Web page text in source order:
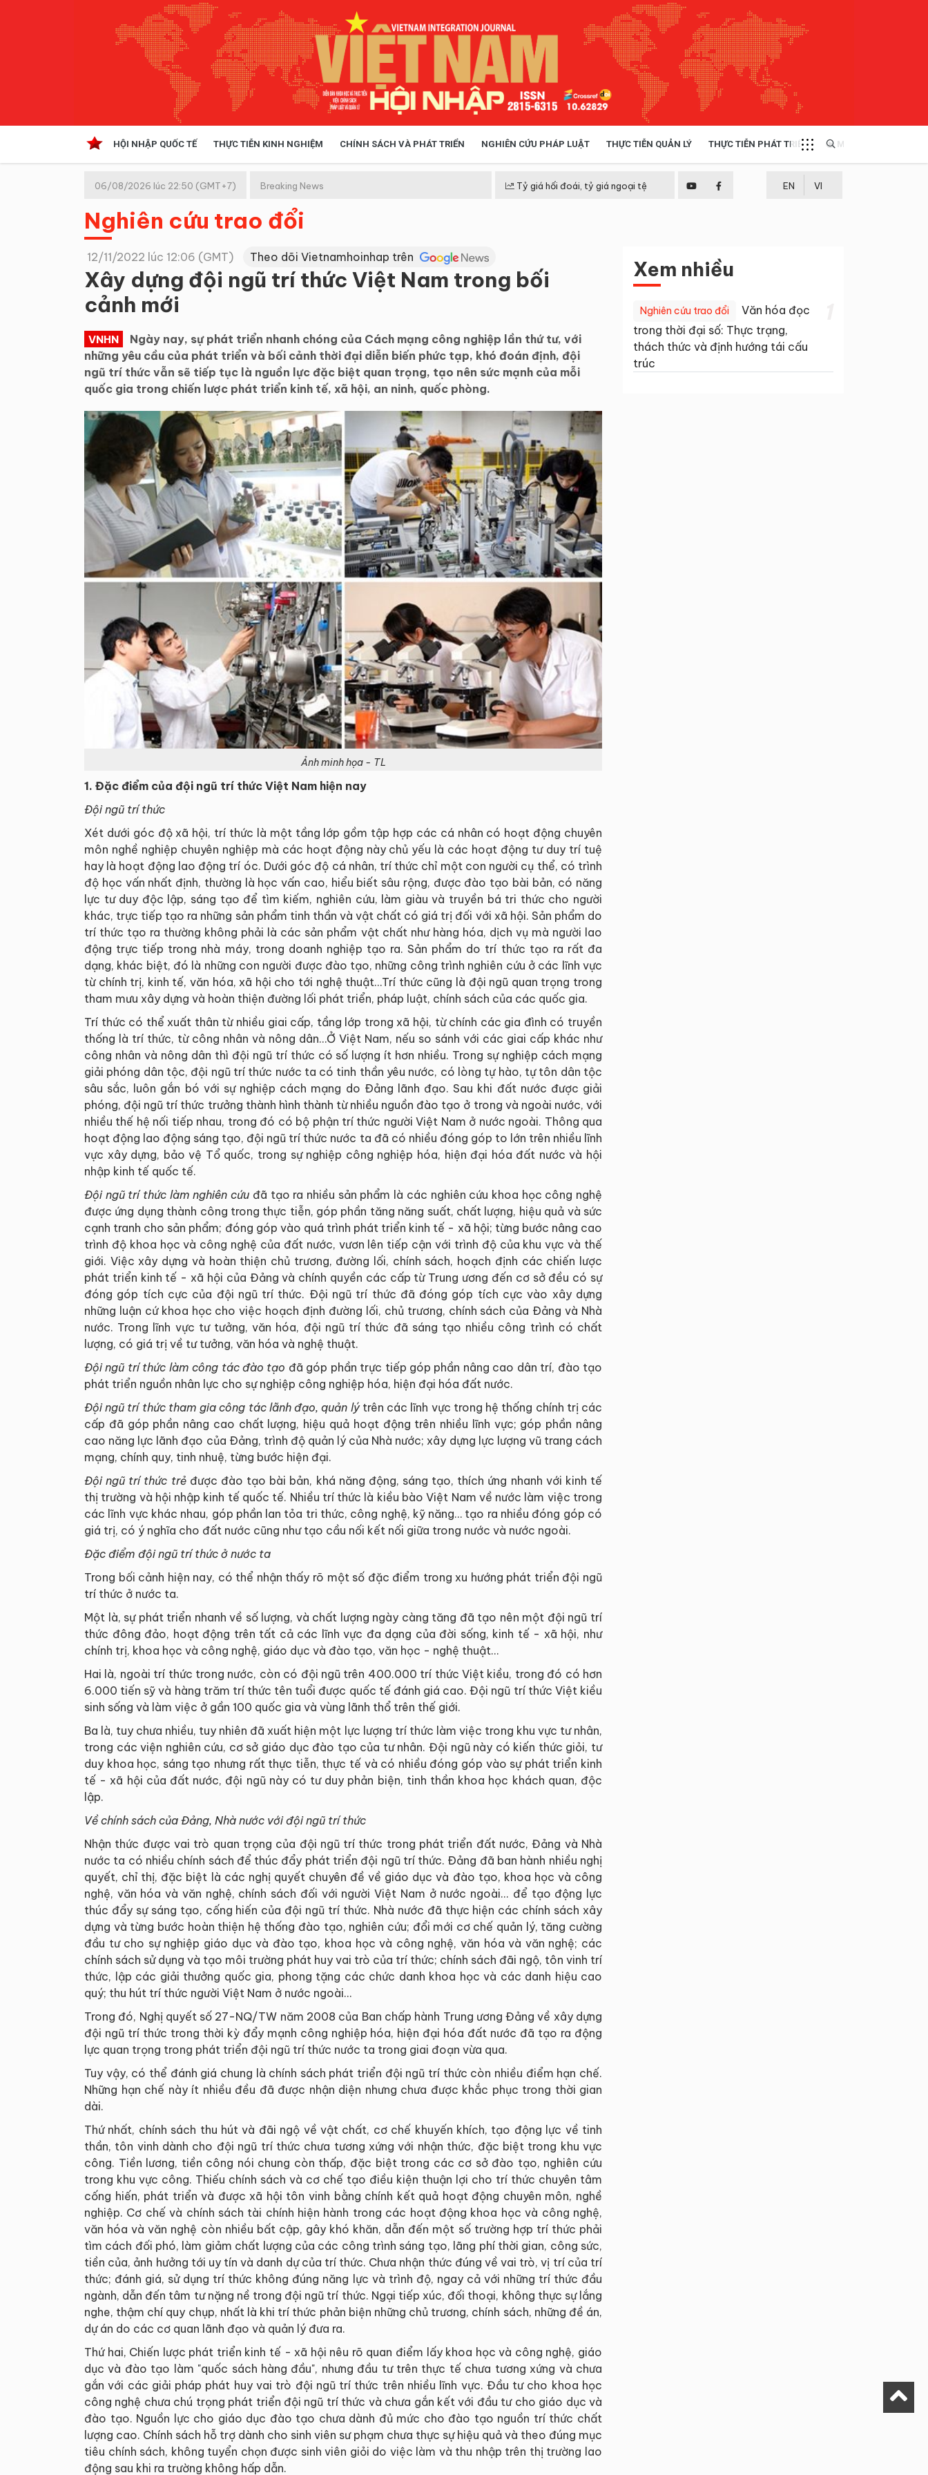
HỘI NHẬP QUỐC TẾ THỰC TIỄN KINH NGHIỆM CHÍNH SÁCH VÀ PHÁT TRIỂN NGHIÊN CỨU PHÁP LUẬT THỰC TIỄN QUẢN LÝ THỰC TIỄN PHÁT TRIỂN MULTIMEDIA
Kinh tế hội nhập
Doanh nghiệp
06/08/2026 lúc 22:50 (GMT+7) Breaking News Tỷ giá hối đoái, tỷ giá ngoại tệ EN VI
Nghiên cứu trao đổi
12/11/2022 lúc 12:06 (GMT) Theo dõi Vietnamhoinhap trên
Xây dựng đội ngũ trí thức Việt Nam trong bối
cảnh mới
VNHN
Ngày nay, sự phát triển nhanh chóng của Cách mạng công nghiệp lần thứ tư, với
những yêu cầu của phát triển và bối cảnh thời đại diễn biến phức tạp, khó đoán định, đội
ngũ trí thức vẫn sẽ tiếp tục là nguồn lực đặc biệt quan trọng, tạo nên sức mạnh của mỗi
quốc gia trong chiến lược phát triển kinh tế, xã hội, an ninh, quốc phòng.
Ảnh minh họa - TL
1. Đặc điểm của đội ngũ trí thức Việt Nam hiện nay
Đội ngũ trí thức
Xét dưới góc độ xã hội, trí thức là một tầng lớp gồm tập hợp các cá nhân có hoạt động chuyên
môn nghề nghiệp chuyên nghiệp mà các hoạt động này chủ yếu là các hoạt động tư duy trí tuệ
hay là hoạt động lao động trí óc. Dưới góc độ cá nhân, trí thức chỉ một con người cụ thể, có trình
độ học vấn nhất định, thường là học vấn cao, hiểu biết sâu rộng, được đào tạo bài bản, có năng
lực tư duy độc lập, sáng tạo để tìm kiếm, nghiên cứu, làm giàu và truyền bá tri thức cho người
khác, trực tiếp tạo ra những sản phẩm tinh thần và vật chất có giá trị đối với xã hội. Sản phẩm do
trí thức tạo ra thường không phải là các sản phẩm vật chất như hàng hóa, dịch vụ mà người lao
động trực tiếp trong nhà máy, trong doanh nghiệp tạo ra. Sản phẩm do trí thức tạo ra rất đa
dạng, khác biệt, đó là những con người được đào tạo, những công trình nghiên cứu ở các lĩnh vực
từ chính trị, kinh tế, văn hóa, xã hội cho tới nghệ thuật…Trí thức cũng là đội ngũ quan trọng trong
tham mưu xây dựng và hoàn thiện đường lối phát triển, pháp luật, chính sách của các quốc gia.
Trí thức có thể xuất thân từ nhiều giai cấp, tầng lớp trong xã hội, từ chính các gia đình có truyền
thống là trí thức, từ công nhân và nông dân…Ở Việt Nam, nếu so sánh với các giai cấp khác như
công nhân và nông dân thì đội ngũ trí thức có số lượng ít hơn nhiều. Trong sự nghiệp cách mạng
giải phóng dân tộc, đội ngũ trí thức nước ta có tinh thần yêu nước, có lòng tự hào, tự tôn dân tộc
sâu sắc, luôn gắn bó với sự nghiệp cách mạng do Ðảng lãnh đạo. Sau khi đất nước được giải
phóng, đội ngũ trí thức trưởng thành hình thành từ nhiều nguồn đào tạo ở trong và ngoài nước, với
nhiều thế hệ nối tiếp nhau, trong đó có bộ phận trí thức người Việt Nam ở nước ngoài. Thông qua
hoạt động lao động sáng tạo, đội ngũ trí thức nước ta đã có nhiều đóng góp to lớn trên nhiều lĩnh
vực xây dựng, bảo vệ Tổ quốc, trong sự nghiệp công nghiệp hóa, hiện đại hóa đất nước và hội
nhập kinh tế quốc tế.
Đội ngũ trí thức làm nghiên cứu đã tạo ra nhiều sản phẩm là các nghiên cứu khoa học công nghệ
được ứng dụng thành công trong thực tiễn, góp phần tăng năng suất, chất lượng, hiệu quả và sức
cạnh tranh cho sản phẩm; đóng góp vào quá trình phát triển kinh tế - xã hội; từng bước nâng cao
trình độ khoa học và công nghệ của đất nước, vươn lên tiếp cận với trình độ của khu vực và thế
giới. Việc xây dựng và hoàn thiện chủ trương, đường lối, chính sách, hoạch định các chiến lược
phát triển kinh tế - xã hội của Đảng và chính quyền các cấp từ Trung ương đến cơ sở đều có sự
đóng góp tích cực của đội ngũ trí thức. Ðội ngũ trí thức đã đóng góp tích cực vào xây dựng
những luận cứ khoa học cho việc hoạch định đường lối, chủ trương, chính sách của Ðảng và Nhà
nước. Trong lĩnh vực tư tưởng, văn hóa, đội ngũ trí thức đã sáng tạo nhiều công trình có chất
lượng, có giá trị về tư tưởng, văn hóa và nghệ thuật.
Đội ngũ trí thức làm công tác đào tạo đã góp phần trực tiếp góp phần nâng cao dân trí, đào tạo
phát triển nguồn nhân lực cho sự nghiệp công nghiệp hóa, hiện đại hóa đất nước.
Đội ngũ trí thức tham gia công tác lãnh đạo, quản lýtrên các lĩnh vực trong hệ thống chính trị các
cấp đã góp phần nâng cao chất lượng, hiệu quả hoạt động trên nhiều lĩnh vực; góp phần nâng
cao năng lực lãnh đạo của Ðảng, trình độ quản lý của Nhà nước; xây dựng lực lượng vũ trang cách
mạng, chính quy, tinh nhuệ, từng bước hiện đại.
Đội ngũ trí thức trẻđược đào tạo bài bản, khá năng động, sáng tạo, thích ứng nhanh với kinh tế
thị trường và hội nhập kinh tế quốc tế. Nhiều trí thức là kiều bào Việt Nam về nước làm việc trong
các lĩnh vực khác nhau, góp phần lan tỏa tri thức, công nghệ, kỹ năng… tạo ra nhiều đóng góp có
giá trị, có ý nghĩa cho đất nước cũng như tạo cầu nối kết nối giữa trong nước và nước ngoài.
Đặc điểm đội ngũ trí thức ở nước ta
Trong bối cảnh hiện nay, có thể nhận thấy rõ một số đặc điểm trong xu hướng phát triển đội ngũ
trí thức ở nước ta.
Một là, sự phát triển nhanh về số lượng, và chất lượng ngày càng tăng đã tạo nên một đội ngũ trí
thức đông đảo, hoạt động trên tất cả các lĩnh vực đa dạng của đời sống, kinh tế - xã hội, như
chính trị, khoa học và công nghệ, giáo dục và đào tạo, văn học - nghệ thuật…
Hai là, ngoài trí thức trong nước, còn có đội ngũ trên 400.000 trí thức Việt kiều, trong đó có hơn
6.000 tiến sỹ và hàng trăm trí thức tên tuổi được quốc tế đánh giá cao. Đội ngũ trí thức Việt kiều
sinh sống và làm việc ở gần 100 quốc gia và vùng lãnh thổ trên thế giới.
Ba là, tuy chưa nhiều, tuy nhiên đã xuất hiện một lực lượng trí thức làm việc trong khu vực tư nhân,
trong các viện nghiên cứu, cơ sở giáo dục đào tạo của tư nhân. Đội ngũ này có kiến thức giỏi, tư
duy khoa học, sáng tạo nhưng rất thực tiễn, thực tế và có nhiều đóng góp vào sự phát triển kinh
tế - xã hội của đất nước, đội ngũ này có tư duy phản biện, tinh thần khoa học khách quan, độc
lập.
Về chính sách của Đảng, Nhà nước với đội ngũ trí thức
Nhận thức được vai trò quan trọng của đội ngũ trí thức trong phát triển đất nước, Đảng và Nhà
nước ta có nhiều chính sách để thúc đẩy phát triển đội ngũ trí thức. Ðảng đã ban hành nhiều nghị
quyết, chỉ thị, đặc biệt là các nghị quyết chuyên đề về giáo dục và đào tạo, khoa học và công
nghệ, văn hóa và văn nghệ, chính sách đối với người Việt Nam ở nước ngoài... để tạo động lực
thúc đẩy sự sáng tạo, cống hiến của đội ngũ trí thức. Nhà nước đã thực hiện các chính sách xây
dựng và từng bước hoàn thiện hệ thống đào tạo, nghiên cứu; đổi mới cơ chế quản lý, tăng cường
đầu tư cho sự nghiệp giáo dục và đào tạo, khoa học và công nghệ, văn hóa và văn nghệ; các
chính sách sử dụng và tạo môi trường phát huy vai trò của trí thức; chính sách đãi ngộ, tôn vinh trí
thức, lập các giải thưởng quốc gia, phong tặng các chức danh khoa học và các danh hiệu cao
quý; thu hút trí thức người Việt Nam ở nước ngoài...
Trong đó, Nghị quyết số 27-NQ/TW năm 2008 của Ban chấp hành Trung ương Đảng về xây dựng
đội ngũ trí thức trong thời kỳ đẩy mạnh công nghiệp hóa, hiện đại hóa đất nước đã tạo ra động
lực quan trọng trong phát triển đội ngũ trí thức nước ta trong giai đoạn vừa qua.
Tuy vậy, có thể đánh giá chung là chính sách phát triển đội ngũ trí thức còn nhiều điểm hạn chế.
Những hạn chế này ít nhiều đều đã được nhận diện nhưng chưa được khắc phục trong thời gian
dài.
Thứ nhất, chính sách thu hút và đãi ngộ về vật chất, cơ chế khuyến khích, tạo động lực về tinh
thần, tôn vinh dành cho đội ngũ trí thức chưa tương xứng với nhận thức, đặc biệt trong khu vực
công. Tiền lương, tiền công nói chung còn thấp, đặc biệt trong các cơ sở đào tạo, nghiên cứu
trong khu vực công. Thiếu chính sách và cơ chế tạo điều kiện thuận lợi cho trí thức chuyên tâm
cống hiến, phát triển và được xã hội tôn vinh bằng chính kết quả hoạt động chuyên môn, nghề
nghiệp. Cơ chế và chính sách tài chính hiện hành trong các hoạt động khoa học và công nghệ,
văn hóa và văn nghệ còn nhiều bất cập, gây khó khăn, dẫn đến một số trường hợp trí thức phải
tìm cách đối phó, làm giảm chất lượng của các công trình sáng tạo, lãng phí thời gian, công sức,
tiền của, ảnh hưởng tới uy tín và danh dự của trí thức. Chưa nhận thức đúng về vai trò, vị trí của trí
thức; đánh giá, sử dụng trí thức không đúng năng lực và trình độ, ngay cả với những trí thức đầu
ngành, dẫn đến tâm tư nặng nề trong đội ngũ trí thức. Ngại tiếp xúc, đối thoại, không thực sự lắng
nghe, thậm chí quy chụp, nhất là khi trí thức phản biện những chủ trương, chính sách, những đề án,
dự án do các cơ quan lãnh đạo và quản lý đưa ra.
Thứ hai, Chiến lược phát triển kinh tế - xã hội nêu rõ quan điểm lấy khoa học và công nghệ, giáo
dục và đào tạo làm "quốc sách hàng đầu", nhưng đầu tư trên thực tế chưa tương xứng và chưa
gắn với các giải pháp phát huy vai trò đội ngũ trí thức trên nhiều lĩnh vực. Đầu tư cho khoa học
công nghệ chưa chú trọng phát triển đội ngũ trí thức và chưa gắn kết với đầu tư cho giáo dục và
đào tạo. Nguồn lực cho giáo dục đào tạo chưa dành đủ mức cho đào tạo nguồn trí thức chất
lượng cao. Chính sách hỗ trợ dành cho sinh viên sư phạm chưa thực sự hiệu quả và theo đúng mục
tiêu chính sách, không tuyển chọn được sinh viên giỏi do việc làm và thu nhập trên thị trường lao
động sau khi ra trường không hấp dẫn.
Xem nhiều
Nghiên cứu trao đổi
Văn hóa đọc
trong thời đại số: Thực trạng,
thách thức và định hướng tái cấu
trúc